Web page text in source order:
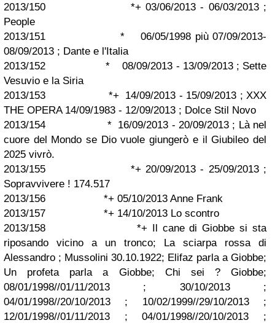
2013/150 *+ 03/06/2013 - 06/03/2013 ;
People
2013/151 * 06/05/1998 più 07/09/2013-
08/09/2013 ; Dante e l'Italia
2013/152 * 08/09/2013 - 13/09/2013 ; Sette
Vesuvio e la Siria
2013/153 *+ 14/09/2013 - 15/09/2013 ; XXX
THE OPERA 14/09/1983 - 12/09/2013 ; Dolce Stil Novo
2013/154 * 16/09/2013 - 20/09/2013 ; Là nel
cuore del Mondo se Dio vuole giungerò e il Giubileo del
2025 vivrò.
2013/155 *+ 20/09/2013 - 25/09/2013 ;
Sopravvivere ! 174.517
2013/156 *+ 05/10/2013 Anne Frank
2013/157 *+ 14/10/2013 Lo scontro
2013/158 *+ Il cane di Giobbe si sta
riposando vicino a un tronco; La sciarpa rossa di
Alessandro ; Mussolini 30.10.1922; Elifaz parla a Giobbe;
Un profeta parla a Giobbe; Chi sei ? Giobbe;
08/01/1998//01/11/2013 ; 30/10/2013 ;
04/01/1998//20/10/2013 ; 10/02/1999//29/10/2013 ;
12/01/1998//01/11/2013 ; 04/01/1998//20/10/2013 ;